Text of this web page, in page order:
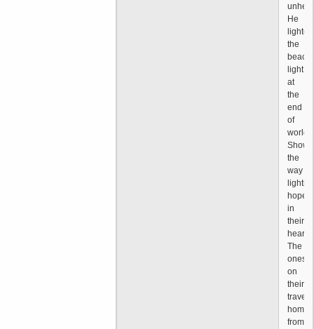
He
the
light
at
the
end
of
world
the
way
hope
in
their
hearts
The
ones
on
their
travels
from